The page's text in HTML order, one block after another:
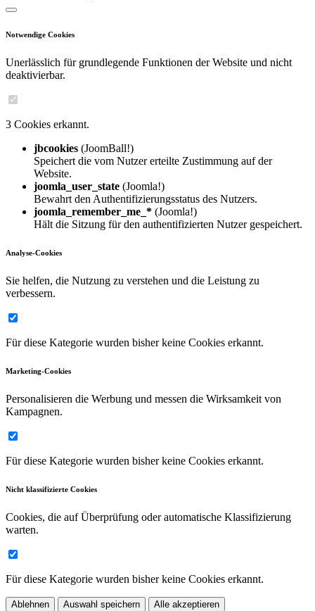
Notwendige Cookies
Unerlässlich für grundlegende Funktionen der Website und nicht
deaktivierbar.
3 Cookies erkannt.
jbcookies (JoomBall!)
Speichert die vom Nutzer erteilte Zustimmung auf der
Website.
joomla_user_state (Joomla!)
Bewahrt den Authentifizierungsstatus des Nutzers.
joomla_remember_me_* (Joomla!)
Hält die Sitzung für den authentifizierten Nutzer gespeichert.
Analyse-Cookies
Sie helfen, die Nutzung zu verstehen und die Leistung zu
verbessern.
Für diese Kategorie wurden bisher keine Cookies erkannt.
Marketing-Cookies
Personalisieren die Werbung und messen die Wirksamkeit von
Kampagnen.
Für diese Kategorie wurden bisher keine Cookies erkannt.
Nicht klassifizierte Cookies
Cookies, die auf Überprüfung oder automatische Klassifizierung
warten.
Für diese Kategorie wurden bisher keine Cookies erkannt.
Ablehnen Auswahl speichern Alle akzeptieren